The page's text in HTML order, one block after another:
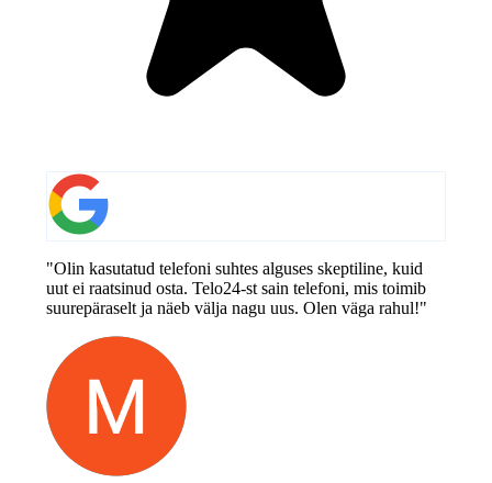
"Olin kasutatud telefoni suhtes alguses skeptiline, kuid
uut ei raatsinud osta. Telo24-st sain telefoni, mis toimib
suurepäraselt ja näeb välja nagu uus. Olen väga rahul!"